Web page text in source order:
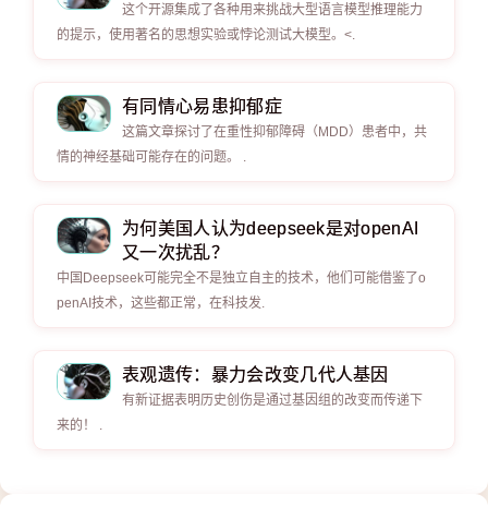
这个开源集成了各种用来挑战大型语言模型推理能力
的提示，使用著名的思想实验或悖论测试大模型。<.
有同情心易患抑郁症
这篇文章探讨了在重性抑郁障碍（MDD）患者中，共
情的神经基础可能存在的问题。 .
为何美国人认为deepseek是对openAI
又一次扰乱？
中国Deepseek可能完全不是独立自主的技术，他们可能借鉴了o
penAI技术，这些都正常，在科技发.
表观遗传：暴力会改变几代人基因
有新证据表明历史创伤是通过基因组的改变而传递下
来的！ .